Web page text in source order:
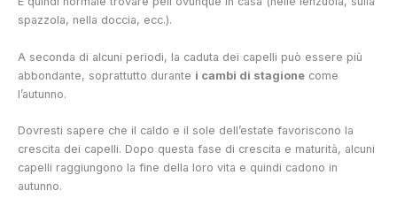
spazzola, nella doccia, ecc.).
A seconda di alcuni periodi, la caduta dei capelli può essere più
abbondante, soprattutto durante i cambi di stagione come
l’autunno.
Dovresti sapere che il caldo e il sole dell’estate favoriscono la
crescita dei capelli. Dopo questa fase di crescita e maturità, alcuni
capelli raggiungono la fine della loro vita e quindi cadono in
autunno.